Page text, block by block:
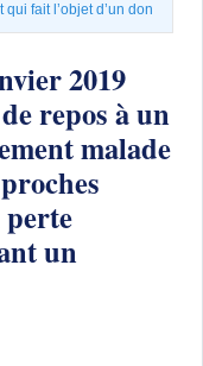
fait l’objet d’un don
2019
repos à un
malade
perte
un